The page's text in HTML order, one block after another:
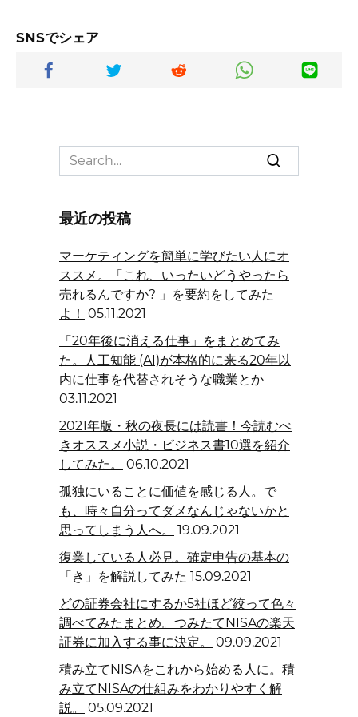
SNSでシェア
Search
for:
最近の投稿
マーケティングを簡単に学びたい人にオ
ススメ。「これ、いったいどうやったら
売れるんですか? 」を要約をしてみた
よ！ 05.11.2021
「20年後に消える仕事」をまとめてみ
た。人工知能 (AI)が本格的に来る20年以
内に仕事を代替されそうな職業とか
03.11.2021
2021年版・秋の夜長には読書！今読むべ
きオススメ小説・ビジネス書10選を紹介
してみた。
06.10.2021
孤独にいることに価値を感じる人。で
も、時々自分ってダメなんじゃないかと
思ってしまう人へ。
19.09.2021
復業している人必見。確定申告の基本の
「き」を解説してみた 15.09.2021
どの証券会社にするか5社ほど絞って色々
調べてみたまとめ。つみたてNISAの楽天
証券に加入する事に決定。
09.09.2021
積み立てNISAをこれから始める人に。積
み立てNISAの仕組みをわかりやすく解
説。
05.09.2021